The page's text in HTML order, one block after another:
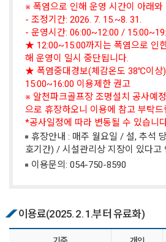
※ 폭염으로 인해 운영 시간이 아래와
- 조정기간: 2026. 7. 15.~8. 31.
- 운영시간: 06:00~12:00 /
★ 12:00~15:00까지는 폭염으로 인
해 운영이 일시 중단됩니다.
★ 폭염중대경보(체감온도 38℃이상
15:00~16:00 이용제한 권고
※ 알천파크골프장 조명설치 공사예
으로 휴장하오니 이용에 참고 부탁드
*공사일정에 따라 변동될 수 있습니
휴장안내 : 매주 월요일 / 설, 추석
호기간) / 시설관리상 지장이 있다고
이용문의: 054-750-8590
이용료(2025. 2. 1.부터 유료화)